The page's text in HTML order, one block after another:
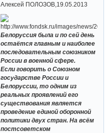
Алексей ПОЛОЗОВ,19.05.2013
Белоруссия была и по сей день
остаётся главным и наиболее
последовательным союзником
России в военной сфере.
Если говорить о Союзном
государстве России и
Белоруссии, то одним из
реальных проявлений его
существования является
проведение единой оборонной
политики двух стран. На всём
постсоветском